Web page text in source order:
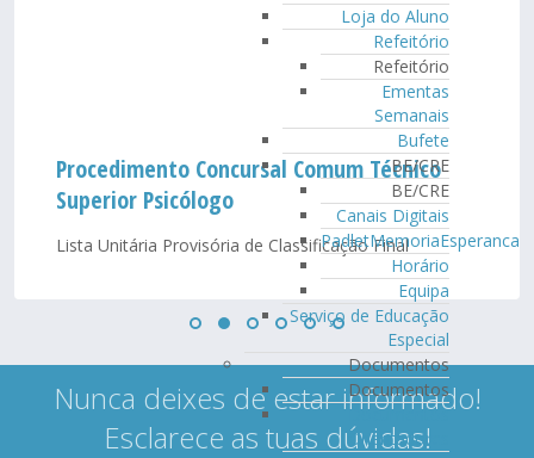
Loja do Aluno
Refeitório
Refeitório
Ementas
Semanais
Bufete
BE/CRE
BE/CRE
Canais Digitais
PadletMemoriaEsperanca
Horário
Equipa
Serviço de Educação
Especial
Documentos
Documentos
Documentos
Orientadores
Procedimento Concursal Comum Técnico
Superior Psicólogo
Lista Unitária Provisória de Classificação Final
Nunca deixes de estar informado!
Esclarece as tuas dúvidas!